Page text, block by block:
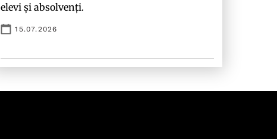
elevi și absolvenți.
15.07.2026